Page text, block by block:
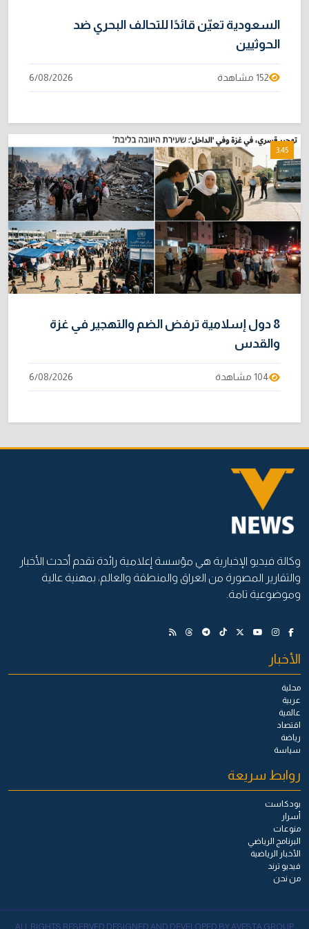
السعودية تعيّن قائدًا للتحالف البحري ضد
الحوثيين
152 مشاهدة 6/08/2026
3:45
8 دول إسلامية ترفض الضم والتهجير في غزة
والقدس
104 مشاهدة 6/08/2026
وكالة فيديو الإخبارية هي مؤسسة إعلامية رائدة تقدم أحدث الأخبار
والتقارير المصورة من العراق والمنطقة والعالم، بمهنية عالية
وموضوعية تامة.
الأخبار
محلية
عربية
عالمية
اقتصاد
رياضة
سياسة
روابط سريعة
بودكاست
أسرار
منوعات
البرنامج الرياضي
الأخبار الرياضية
فيديو ترند
من نحن